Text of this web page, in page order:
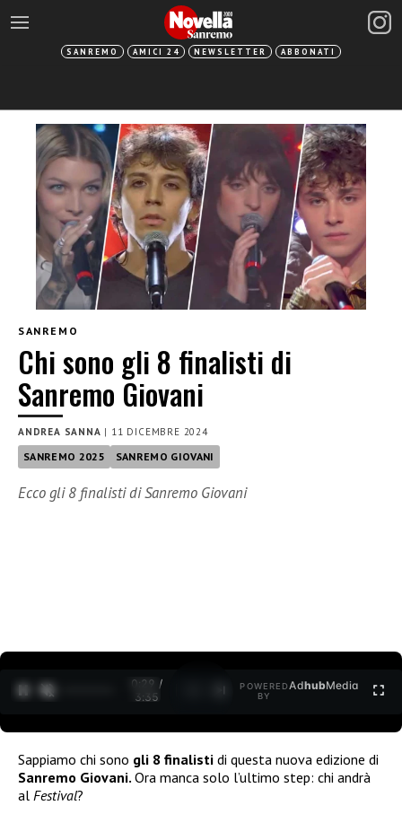
SANREMO AMICI 24 NEWSLETTER ABBONATI
SANREMO
Chi sono gli 8 finalisti di
Sanremo Giovani
ANDREA SANNA | 11 DICEMBRE 2024
SANREMO 2025 SANREMO GIOVANI
Ecco gli 8 finalisti di Sanremo Giovani
0:30 /
3:35
POWERED
BY
AdhubMedia
Sappiamo chi sono gli 8 finalisti di questa nuova edizione di
Sanremo Giovani. Ora manca solo l’ultimo step: chi andrà
al Festival?